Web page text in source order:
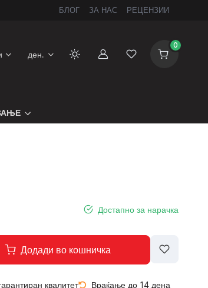
БЛОГ ЗА НАС РЕЦЕНЗИИ
ден. СметкаЛиста на желби
0
Достапно за нарачка
Додади во кошничка
квалитет Враќање до 14 дена